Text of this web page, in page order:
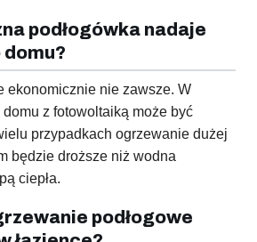
podłogówka nadaje
domu?
ekonomicznie nie zawsze. W
z fotowoltaiką może być
przypadkach ogrzewanie dużej
będzie droższe niż wodna
ciepła.
podłogowe